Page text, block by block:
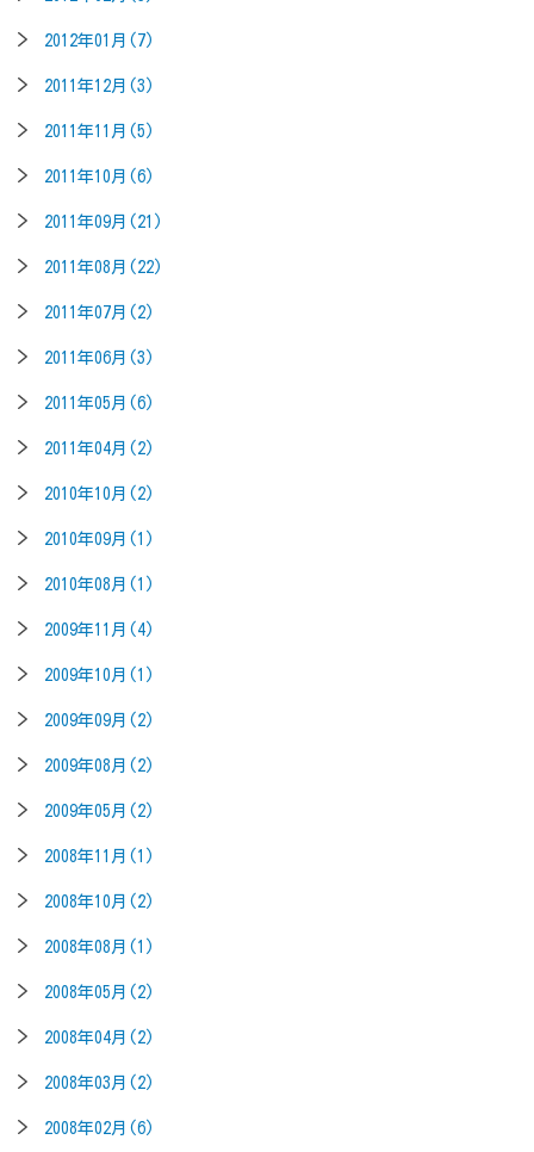
2012年01月(7)
2011年12月(3)
2011年11月(5)
2011年10月(6)
2011年09月(21)
2011年08月(22)
2011年07月(2)
2011年06月(3)
2011年05月(6)
2011年04月(2)
2010年10月(2)
2010年09月(1)
2010年08月(1)
2009年11月(4)
2009年10月(1)
2009年09月(2)
2009年08月(2)
2009年05月(2)
2008年11月(1)
2008年10月(2)
2008年08月(1)
2008年05月(2)
2008年04月(2)
2008年03月(2)
2008年02月(6)